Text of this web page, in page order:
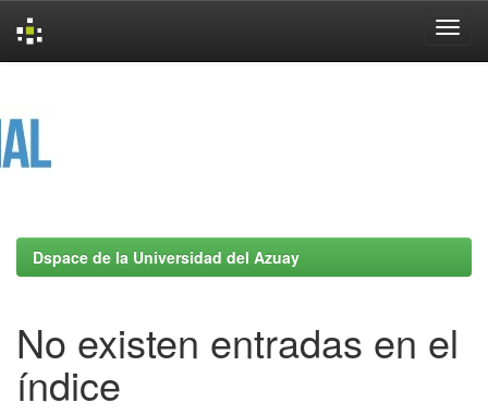
Dspace de la Universidad del Azuay
No existen entradas en el
índice